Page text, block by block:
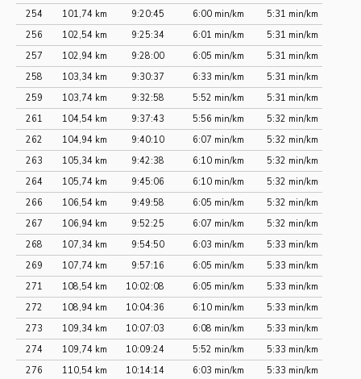
254
101,74 km 9:20:45 6:00 min/km
5:31 min/km
256
102,54 km 9:25:34 6:01 min/km
5:31 min/km
257
102,94 km 9:28:00 6:05 min/km
5:31 min/km
258
103,34 km 9:30:37 6:33 min/km
5:31 min/km
259
103,74 km 9:32:58 5:52 min/km
5:31 min/km
261
104,54 km 9:37:43 5:56 min/km
5:32 min/km
262
104,94 km 9:40:10 6:07 min/km
5:32 min/km
263
105,34 km 9:42:38 6:10 min/km
5:32 min/km
264
105,74 km 9:45:06 6:10 min/km
5:32 min/km
266
106,54 km 9:49:58 6:05 min/km
5:32 min/km
267
106,94 km 9:52:25 6:07 min/km
5:32 min/km
268
107,34 km 9:54:50 6:03 min/km
5:33 min/km
269
107,74 km 9:57:16 6:05 min/km
5:33 min/km
271
108,54 km 10:02:08 6:05 min/km
5:33 min/km
272
108,94 km 10:04:36 6:10 min/km
5:33 min/km
273
109,34 km 10:07:03 6:08 min/km
5:33 min/km
274
109,74 km 10:09:24 5:52 min/km
5:33 min/km
276
110,54 km 10:14:14 6:03 min/km 5:33 min/km